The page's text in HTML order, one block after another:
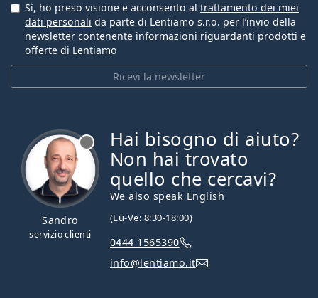
Ricevi la newsletter
Sì, ho preso visione e acconsento al trattamento dei miei
dati personali da parte di Lentiamo s.r.o. per l’invio della
newsletter contenente informazioni riguardanti prodotti e
offerte di Lentiamo
Sandro
servizio clienti
Hai bisogno di aiuto?
Non hai trovato
quello che cercavi?
We also speak English
(Lu-Ve: 8:30-18:00)
0444 1565390
info@lentiamo.it